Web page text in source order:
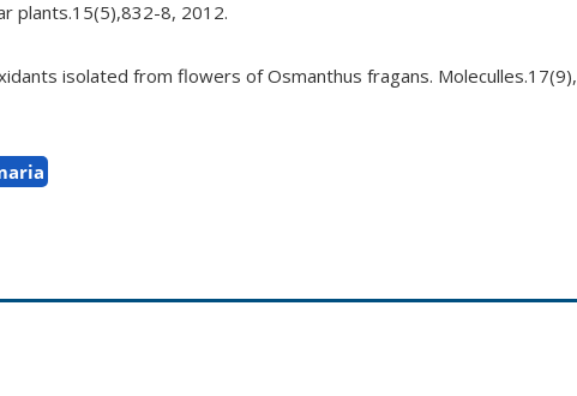
plants.15(5),832-8, 2012.
isolated from flowers of Osmanthus fragans. Moleculles.17(9),